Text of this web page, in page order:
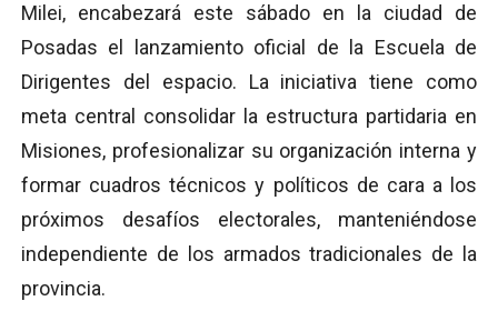
Milei, encabezará este sábado en la ciudad de
Posadas el lanzamiento oficial de la Escuela de
Dirigentes del espacio. La iniciativa tiene como
meta central consolidar la estructura partidaria en
Misiones, profesionalizar su organización interna y
formar cuadros técnicos y políticos de cara a los
próximos desafíos electorales, manteniéndose
independiente de los armados tradicionales de la
provincia.